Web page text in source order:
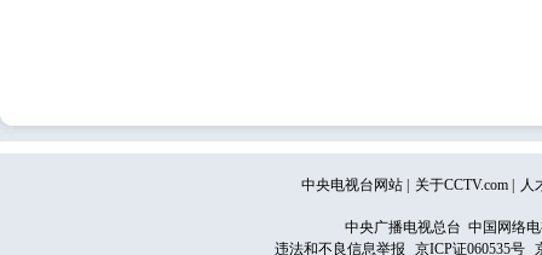
中央电视台网站 关于CCTV.com 人
中央广播电视总台 中国网络
违法和不良信息举报
京ICP证060535号